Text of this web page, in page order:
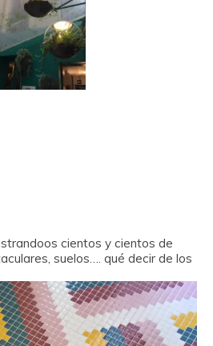
cientos y cientos de
suelos…. qué decir de los